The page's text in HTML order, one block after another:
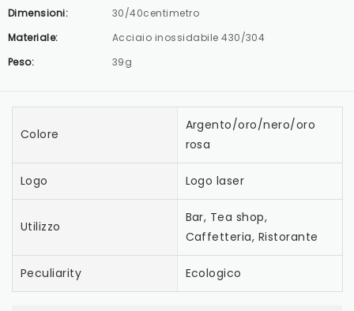
Dimensioni:
30/40centimetro
Materiale:
Acciaio inossidabile 430/304
Peso:
39g
Colore
Argento/oro/nero/oro
rosa
Logo Logo laser
Utilizzo
Bar, Tea shop,
Caffetteria, Ristorante
Peculiarity Ecologico